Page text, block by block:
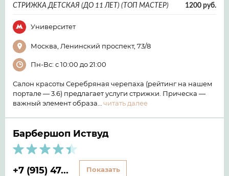
СТРИЖКА ДЕТСКАЯ (ДО 11 ЛЕТ) (ТОП МАСТЕР) 1200 руб.
Университет
Москва, Ленинский проспект, 73/8
Пн-Вс: с 10:00 до 21:00
Салон красоты Серебряная черепаха (рейтинг на нашем
портале — 3.6) предлагает услуги стрижки. Прическа —
важный элемент образа… читать далее
Барбершоп Иствуд
+7 (915) 47... Показать